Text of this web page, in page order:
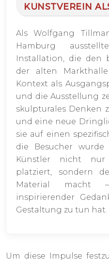
KUNSTVEREIN
Als Wolfgang
Hamburg
Installation, die den
der alten
Kontext als
und die Ausstellung
skulpturales Denken
und eine neue
sie auf einen
die Besucher
Künstler nicht
platziert, sondern
Material macht
inspirierender
Gestaltung zu tun hat.
Um diese Impulse